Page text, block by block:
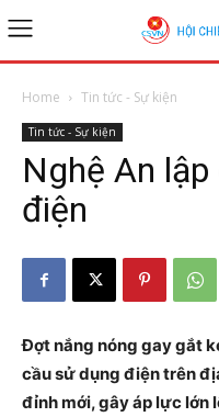
Home Tin tức - Sự kiện
Tin tức - Sự kiện
Nghệ An
điện
Đợt nắng nóng gay gắt
cầu sử dụng điện trên
đỉnh mới, gây áp lực lớn